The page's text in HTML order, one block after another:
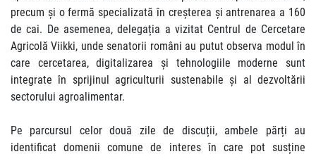
precum și o fermă specializată în creșterea și antrenarea a 160
de cai. De asemenea, delegația a vizitat Centrul de Cercetare
Agricolă Viikki, unde senatorii români au putut observa modul în
care cercetarea, digitalizarea și tehnologiile moderne sunt
integrate în sprijinul agriculturii sustenabile și al dezvoltării
sectorului agroalimentar.
Pe parcursul celor două zile de discuții, ambele părți au
identificat domenii comune de interes în care pot susține